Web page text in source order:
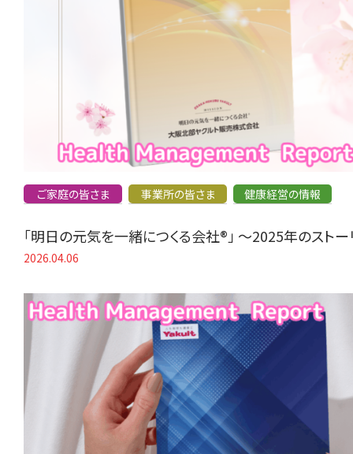
ご家庭の皆さま 事業所の皆さま 健康経営の情報
「明日の元気を一緒につくる会社®」 〜2025年のスト
2026.04.06